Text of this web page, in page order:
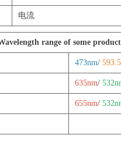
电流
range of some
473nm/
635nm/
655nm/